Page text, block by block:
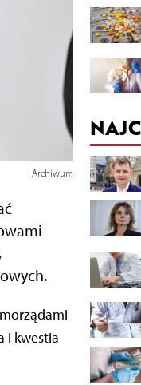
Archiwum
i kwestia